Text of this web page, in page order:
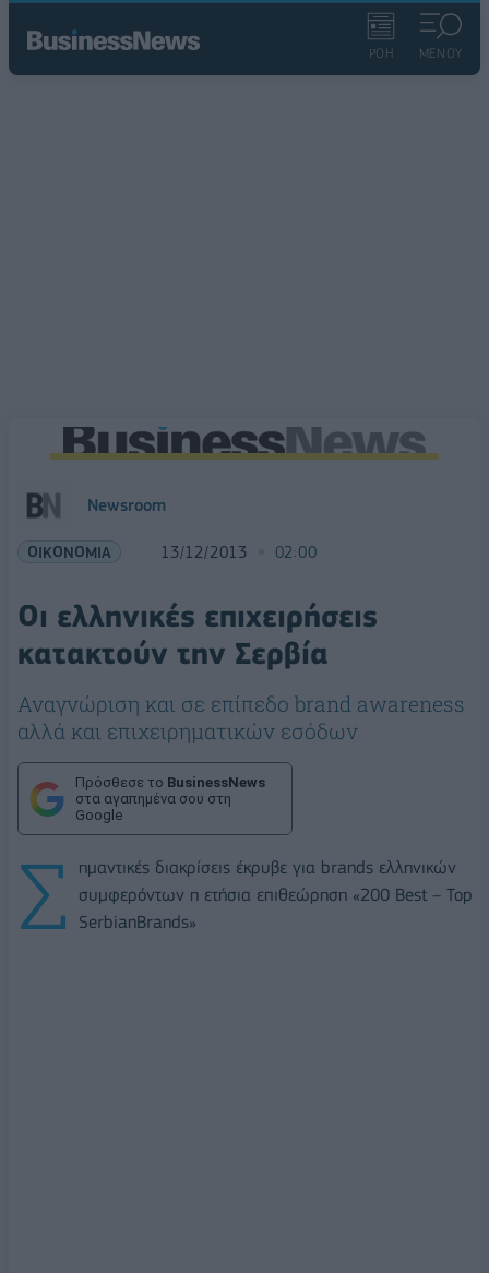
ΡΟΗ ΜΕΝΟΥ
Newsroom
ΟΙΚΟΝΟΜΙΑ 13/12/2013 02:00
Οι ελληνικές επιχειρήσεις
κατακτούν την Σερβία
Αναγνώριση και σε επίπεδο brand awareness
αλλά και επιχειρηματικών εσόδων
Πρόσθεσε το BusinessNews
στα αγαπημένα σου στη
Google
Σ
ημαντικές διακρίσεις έκρυβε για brands ελληνικών
συμφερόντων η ετήσια επιθεώρηση «200 Best – Top
SerbianBrands»